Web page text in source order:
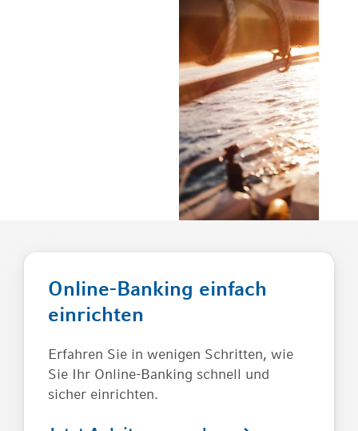
Online-Banking einfach
einrichten
Erfahren Sie in wenigen Schritten, wie
Sie Ihr Online-Banking schnell und
sicher einrichten.